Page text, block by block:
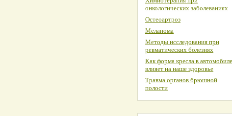
онкологических заболеваниях
Остеоартроз
Меланома
Методы исследования при
ревматических болезнях
Как форма кресла в автомобиле
влияет на наше здоровье
Травма органов брюшной
полости